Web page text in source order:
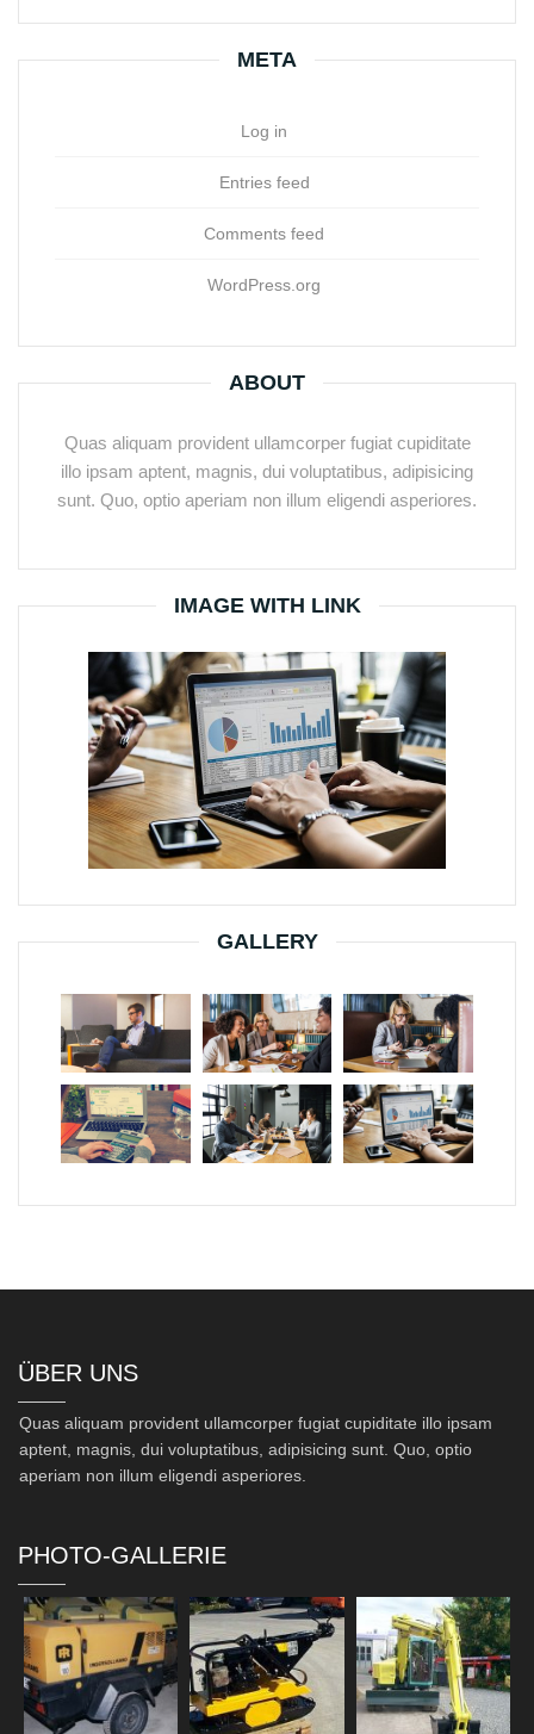
META
Log in
Entries feed
Comments feed
WordPress.org
ABOUT
Quas aliquam provident ullamcorper fugiat cupiditate
illo ipsam aptent, magnis, dui voluptatibus, adipisicing
sunt. Quo, optio aperiam non illum eligendi asperiores.
IMAGE WITH LINK
GALLERY
ÜBER UNS
Quas aliquam provident ullamcorper fugiat cupiditate illo ipsam
aptent, magnis, dui voluptatibus, adipisicing sunt. Quo, optio
aperiam non illum eligendi asperiores.
PHOTO-GALLERIE